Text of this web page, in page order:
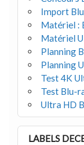
Import
Matériel :
Matériel
Planning
Planning
Test 4K
Test Blu-
Ultra HD
LABELS